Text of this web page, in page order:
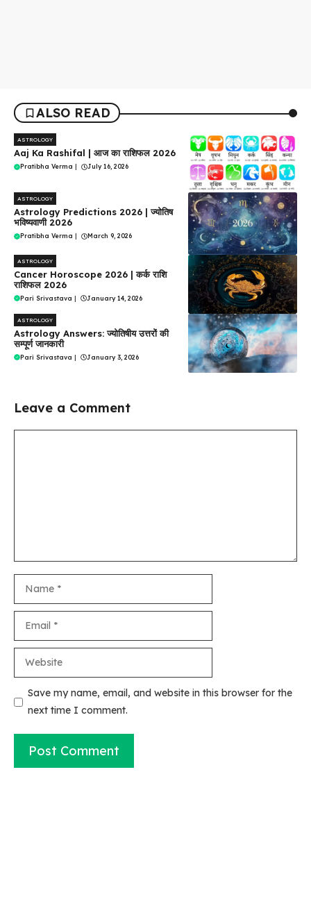
ALSO READ
ASTROLOGY
Aaj Ka Rashifal | आज का राशिफल 2026
Pratibha Verma | July 16, 2026
ASTROLOGY
Astrology Predictions 2026 | ज्योतिष
भविष्यवाणी 2026
Pratibha Verma | March 9, 2026
ASTROLOGY
Cancer Horoscope 2026 | कर्क राशि
राशिफल 2026
Pari Srivastava | January 14, 2026
ASTROLOGY
Astrology Answers: ज्योतिषीय उत्तरों की
सम्पूर्ण जानकारी
Pari Srivastava | January 3, 2026
Leave a Comment
Website
Save my name, email, and website in this browser for the
next time I comment.